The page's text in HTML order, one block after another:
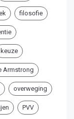
filosofie
keuze
Armstrong
overweging
PVV